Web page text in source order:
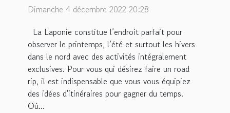
Dimanche 4 décembre 2022 20:28
La Laponie constitue l’endroit parfait pour
observer le printemps, l’été et surtout les hivers
dans le nord avec des activités intégralement
exclusives. Pour vous qui désirez faire un road
rip, il est indispensable que vous vous équipiez
des idées d'itinéraires pour gagner du temps.
Où...